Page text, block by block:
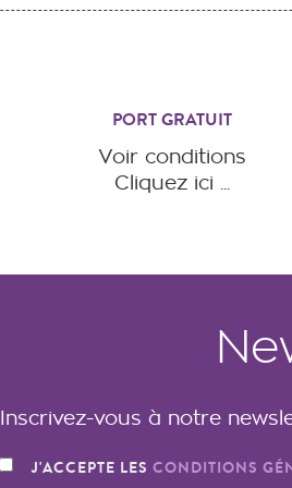
PORT GRATUIT
Voir conditions
Cliquez ici ...
Inscrivez-vous à notre
J'ACCEPTE LES CONDITIONS